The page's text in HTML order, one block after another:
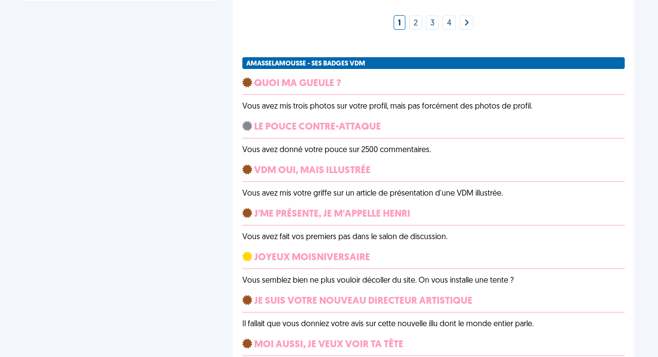
1 2 3 4
AMASSELAMOUSSE - SES BADGES VDM
QUOI MA GUEULE ?
Vous avez mis trois photos sur votre profil, mais pas forcément des photos de profil.
LE POUCE CONTRE-ATTAQUE
Vous avez donné votre pouce sur 2500 commentaires.
VDM OUI, MAIS ILLUSTRÉE
Vous avez mis votre griffe sur un article de présentation d'une VDM illustrée.
J'ME PRÉSENTE, JE M'APPELLE HENRI
Vous avez fait vos premiers pas dans le salon de discussion.
JOYEUX MOISNIVERSAIRE
Vous semblez bien ne plus vouloir décoller du site. On vous installe une tente ?
JE SUIS VOTRE NOUVEAU DIRECTEUR ARTISTIQUE
Il fallait que vous donniez votre avis sur cette nouvelle illu dont le monde entier parle.
MOI AUSSI, JE VEUX VOIR TA TÊTE